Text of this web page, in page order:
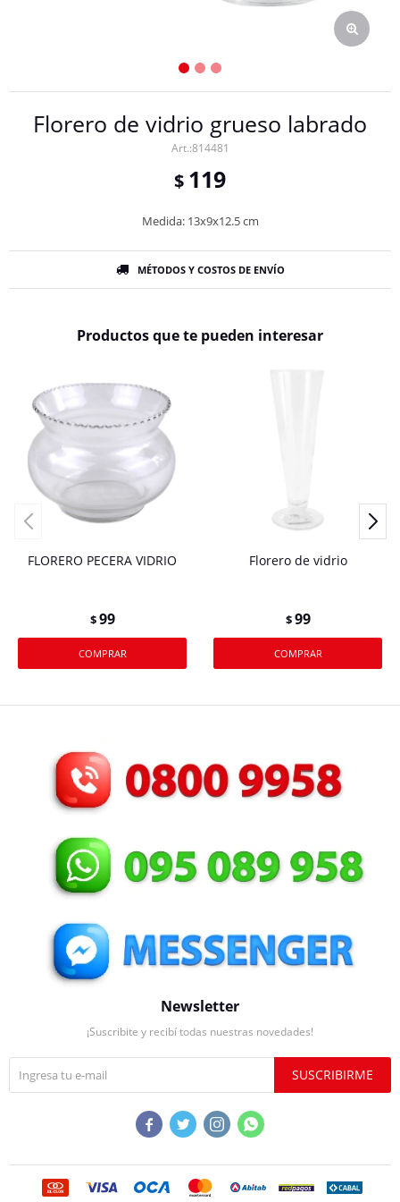
Florero de vidrio grueso labrado
814481
$ 119
Medida: 13x9x12.5 cm
MÉTODOS Y COSTOS DE ENVÍO
Productos que te pueden interesar
FLORERO PECERA VIDRIO
$99
Florero de vidrio
$99
Newsletter
¡Suscribite y recibí todas nuestras novedades!
SUSCRIBIRME
   